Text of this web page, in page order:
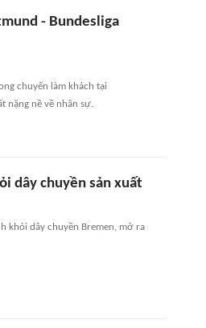
- Bundesliga
chuyến làm khách tại
nặng nề về nhân sự.
dây chuyền sản xuất
khỏi dây chuyền Bremen, mở ra